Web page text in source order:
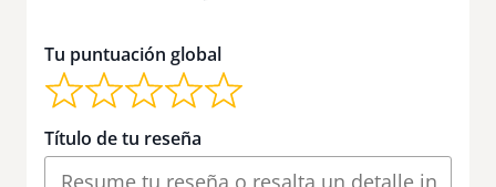
Tu puntuación global
Título de tu reseña